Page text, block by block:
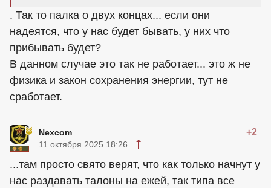
. Так то палка о двух концах... если они
надеятся, что у нас будет бывать, у них что
прибывать будет?
В данном случае это так не работает... это ж не
физика и закон сохранения энергии, тут не
сработает.
Nexcom +2
11 октября 2025 18:26
...там просто свято верят, что как только начнут у
нас раздавать талоны на ежей, так типа все